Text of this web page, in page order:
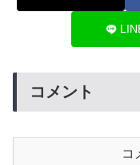
コメント
コ